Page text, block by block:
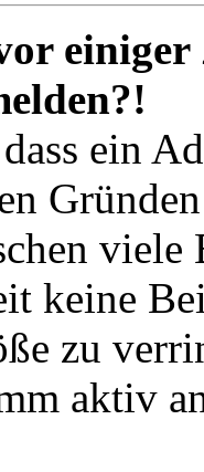
ein
viele
keine
zu
aktiv